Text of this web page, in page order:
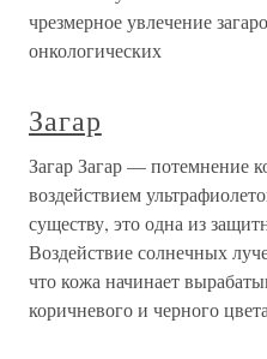
чрезмерное увлечение
онкологических
Загар
Загар Загар — потемнение
воздействием
существу, это одна из
Воздействие солнечных
что кожа начинает
коричневого и черного